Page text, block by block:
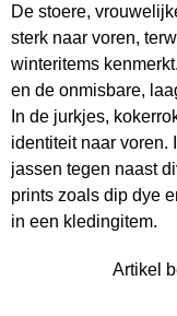
De stoere,
sterk naar voren,
winteritems
en de onmisbare,
In de jurkjes,
identiteit naar voren.
jassen tegen naast
prints zoals dip dye
in een kledingitem.
Artikel